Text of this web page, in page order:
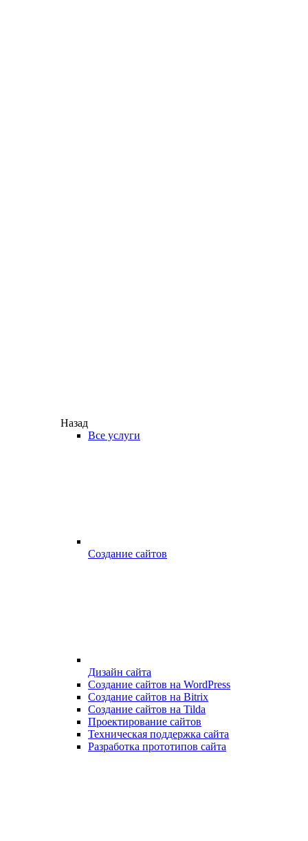
Назад
Все услуги
Создание сайтов
Дизайн сайта
Создание сайтов на WordPress
Создание сайтов на Bitrix
Создание сайтов на Tilda
Проектирование сайтов
Техническая поддержка сайта
Разработка прототипов сайта